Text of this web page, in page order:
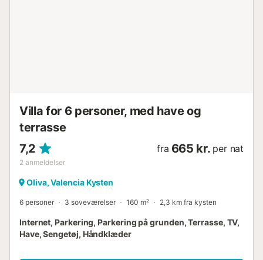
Villa for 6 personer, med have og
terrasse
7,2
2 anmeldelser
fra 665 kr. per nat
Oliva, Valencia Kysten
6 personer 3 soveværelser 160 m² 2,3 km fra kysten
Internet, Parkering, Parkering på grunden, Terrasse, TV,
Have, Sengetøj, Håndklæder